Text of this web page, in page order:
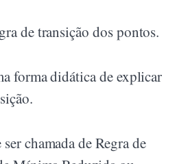
de transição dos pontos.
forma didática de explicar
chamada de Regra de